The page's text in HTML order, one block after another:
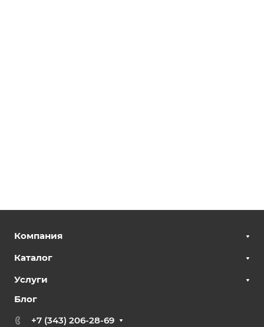
Компания
Каталог
Услуги
Блог
+7 (343) 206-28-69